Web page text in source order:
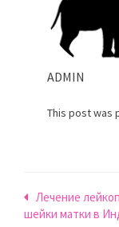
ADMIN
This post was
Навигация
по
Лечение
шейки матки в